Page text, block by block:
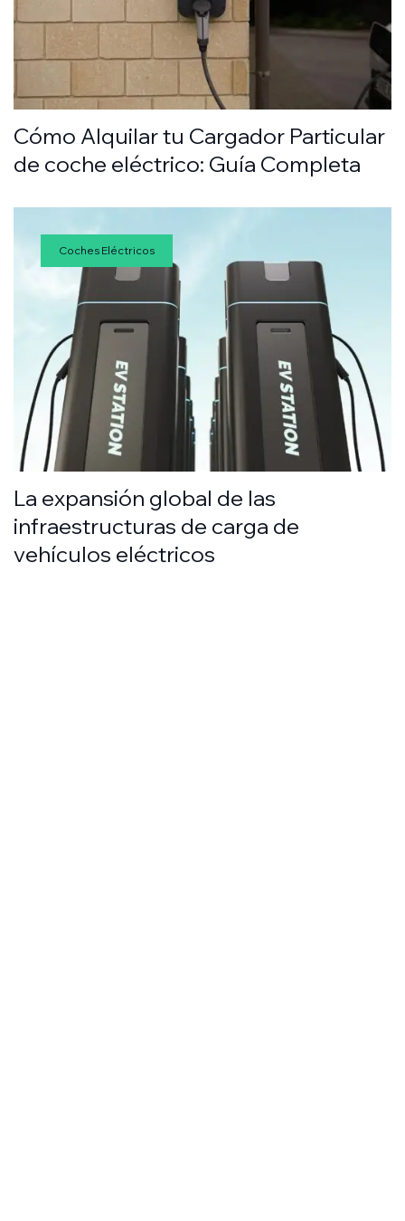
Cómo Alquilar tu Cargador Particular
de coche eléctrico: Guía Completa
Coches Eléctricos
La expansión global de las
infraestructuras de carga de
vehículos eléctricos